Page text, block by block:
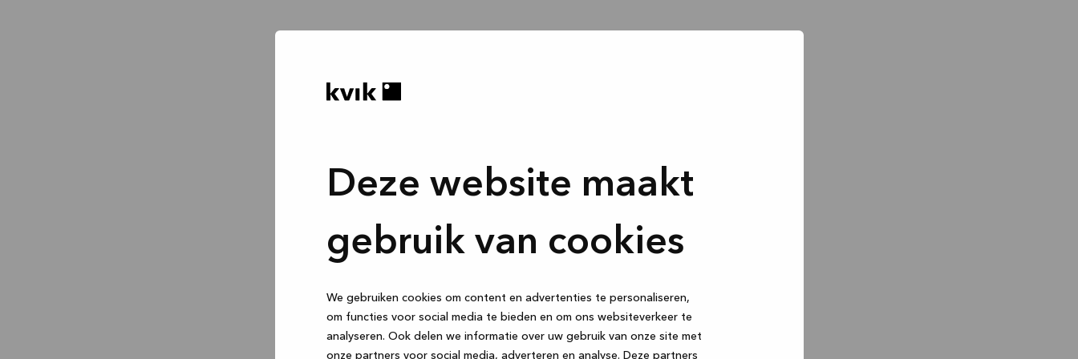
Deze website maakt
gebruik van cookies
We gebruiken cookies om content en advertenties te personaliseren,
om functies voor social media te bieden en om ons websiteverkeer te
analyseren. Ook delen we informatie over uw gebruik van onze site met
onze partners voor social media, adverteren en analyse. Deze partners